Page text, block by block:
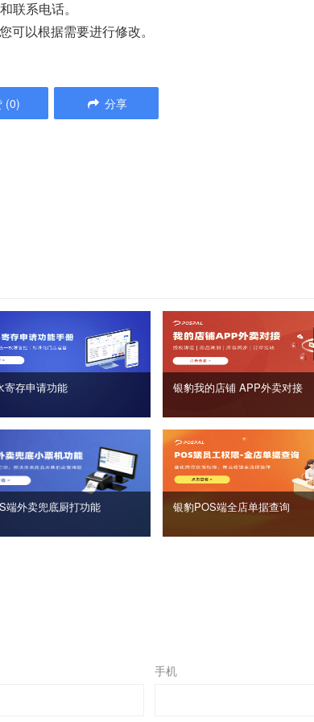
联系电话。
以根据需要进行修改。
(0) 分享
寄存申请功能 银豹我的店铺 APP外卖对接
端外卖兜底厨打功能 银豹POS端全店单据查询
手机